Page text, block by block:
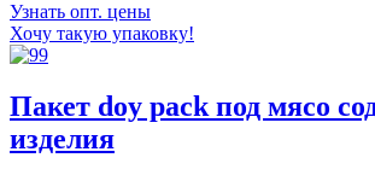
Узнать опт. цены
Хочу такую упаковку!
Пакет doy pack под мясо
изделия